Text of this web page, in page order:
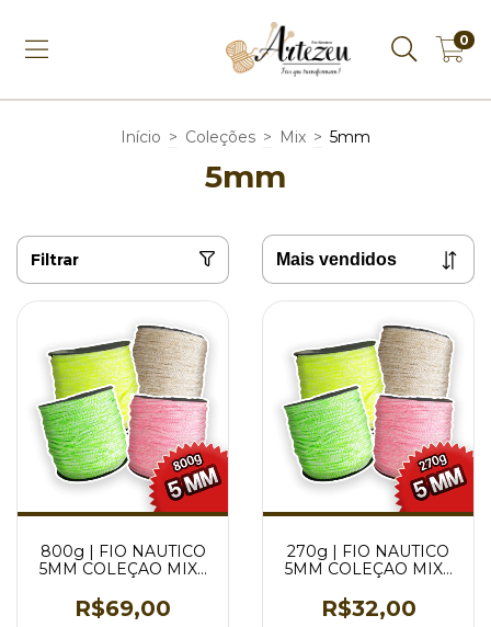
0
Início > Coleções > Mix > 5mm
5mm
Filtrar
800g | FIO NAUTICO
5MM COLEÇAO MIX -
R$69,00
270g | FIO NAUTICO
5MM COLEÇAO MIX -
R$32,00